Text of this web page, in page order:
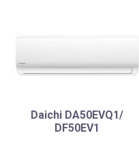
Daichi DA50EVQ1/
DF50EV1